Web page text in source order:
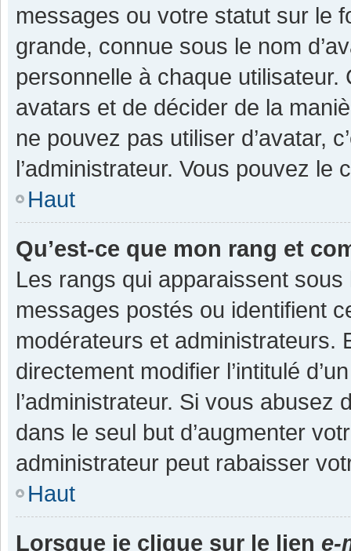
messages ou votre statut sur le
grande, connue sous le nom
personnelle à chaque utilisateur.
avatars et de décider de la
ne pouvez pas utiliser d’avatar,
l’administrateur. Vous pouvez
Haut
Qu’est-ce que mon rang et
Les rangs qui apparaissent
messages postés ou identifient
modérateurs et administrateurs.
directement modifier l’intitulé
l’administrateur. Si vous
dans le seul but d’augmenter
administrateur peut rabaisser
Haut
Lorsque je clique sur le lien e-